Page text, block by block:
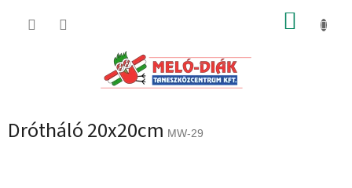
KOSÁR
Drótháló 20x20cm MW-29